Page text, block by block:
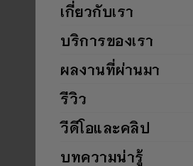
เกี่ยวกับเรา
บริการของเรา
ผลงานที่ผ่านมา
รีวิว
วีดีโอและคลิป
บทความน่ารู้